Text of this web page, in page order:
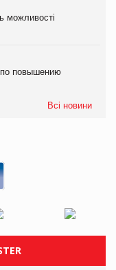
можливості
повышению
Всі новини